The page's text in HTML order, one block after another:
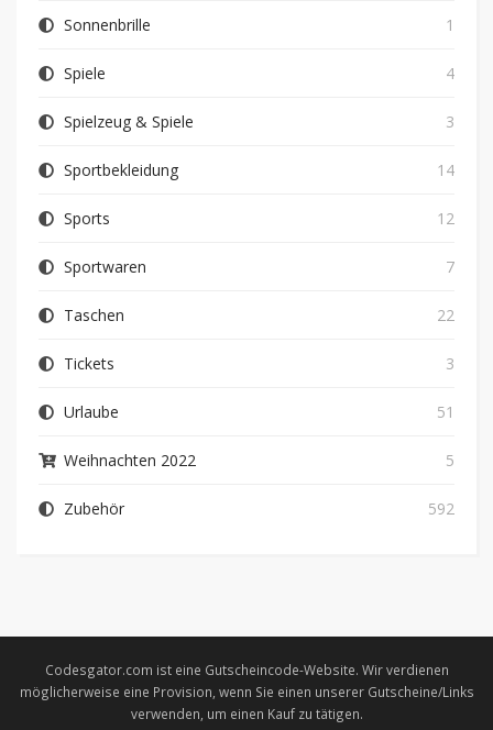
Sonnenbrille 1
Spiele 4
Spielzeug & Spiele 3
Sportbekleidung 14
Sports 12
Sportwaren 7
Taschen 22
Tickets 3
Urlaube 51
Weihnachten 2022 5
Zubehör 592
Codesgator.com ist eine Gutscheincode-Website. Wir verdienen
möglicherweise eine Provision, wenn Sie einen unserer Gutscheine/Links
verwenden, um einen Kauf zu tätigen.